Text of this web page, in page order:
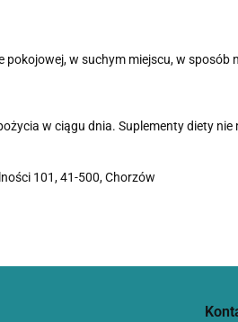
w suchym miejscu, w sposób
w ciągu dnia. Suplementy diety
101, 41-500, Chorzów